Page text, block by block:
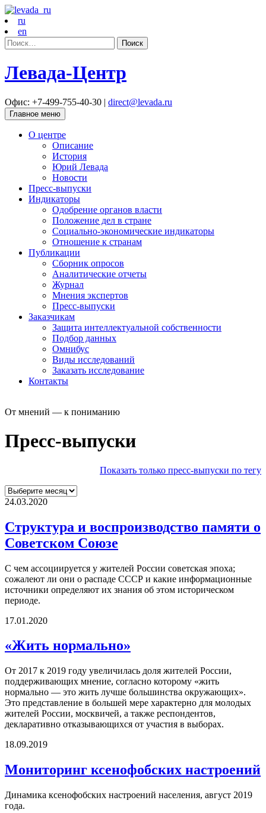
ru
en
Найти:
Левада-Центр
Офис: +7-499-755-40-30 | direct@levada.ru
Главное меню
О центре
Описание
История
Юрий Левада
Новости
Пресс-выпуски
Индикаторы
Одобрение органов власти
Положение дел в стране
Социально-экономические индикаторы
Отношение к странам
Публикации
Сборник опросов
Аналитические отчеты
Журнал
Мнения экспертов
Пресс-выпуски
Заказчикам
Защита интеллектуальной собственности
Подбор данных
Омнибус
Виды исследований
Заказать исследование
Контакты
От мнений — к пониманию
Пресс-выпуски
Показать только пресс-выпуски по тегу
24.03.2020
Структура и воспроизводство памяти о
Советском Союзе
С чем ассоциируется у жителей России советская эпоха;
сожалеют ли они о распаде СССР и какие информационные
источники определяют их знания об этом историческом
периоде.
17.01.2020
«Жить нормально»
От 2017 к 2019 году увеличилась доля жителей России,
поддерживающих мнение, согласно которому «жить
нормально — это жить лучше большинства окружающих».
Это представление в большей мере характерно для молодых
жителей России, москвичей, а также респондентов,
декларативно отказывающихся от участия в выборах.
18.09.2019
Мониторинг ксенофобских настроений
Динамика ксенофобских настроений населения, август 2019
года.